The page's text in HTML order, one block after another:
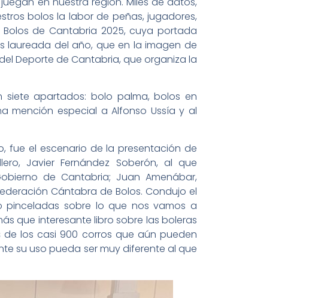
bolos la labor de peñas, jugadores,
de Cantabria 2025, cuya portada
laureada del año, que en la imagen de
Deporte de Cantabria, que organiza la
siete apartados: bolo palma, bolos en
mención especial a Alfonso Ussía y al
fue el escenario de la presentación de
Javier Fernández Soberón, al que
de Cantabria; Juan Amenábar,
Cántabra de Bolos. Condujo el
sobre lo que nos vamos a
que interesante libro sobre las boleras
los casi 900 corros que aún pueden
su uso pueda ser muy diferente al que